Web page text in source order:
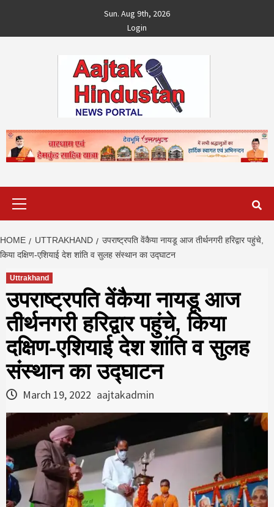
content
Sun. Aug 9th, 2026
Login
HOME UTTRAKHAND
उपराष्ट्रपति वेंकैया नायडू आज तीर्थनगरी हरिद्वार पहुंचे,
किया दक्षिण-एशियाई देश शांति व सुलह संस्थान का उद्घाटन
Uttrakhand
उपराष्ट्रपति वेंकैया नायडू आज
तीर्थनगरी हरिद्वार पहुंचे, किया
दक्षिण-एशियाई देश शांति व सुलह
संस्थान का उद्घाटन
March 19, 2022 aajtakadmin